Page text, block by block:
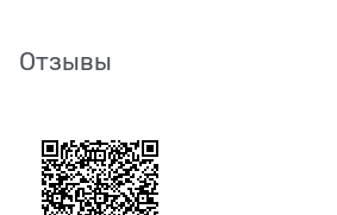
Отзывы